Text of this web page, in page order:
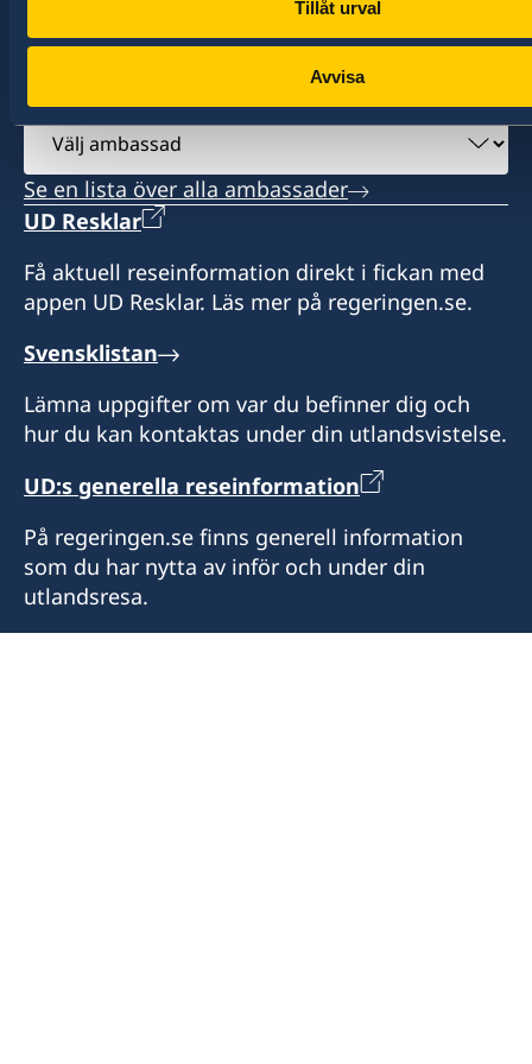
Tillåt urval
Avvisa
Hitta ambassader, generalkonsulat och
Välj
ambassad
Se en lista över alla ambassader
UD Resklar
Få aktuell reseinformation direkt i fickan med
appen UD Resklar. Läs mer på regeringen.se.
Svensklistan
Lämna uppgifter om var du befinner dig och
hur du kan kontaktas under din utlandsvistelse.
UD:s generella reseinformation
På regeringen.se finns generell information
som du har nytta av inför och under din
utlandsresa.